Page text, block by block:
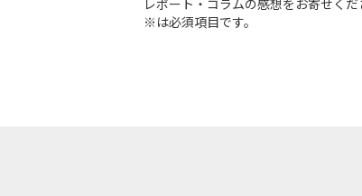
レポート・コラムの感想をお寄せく
※は必須項目です。